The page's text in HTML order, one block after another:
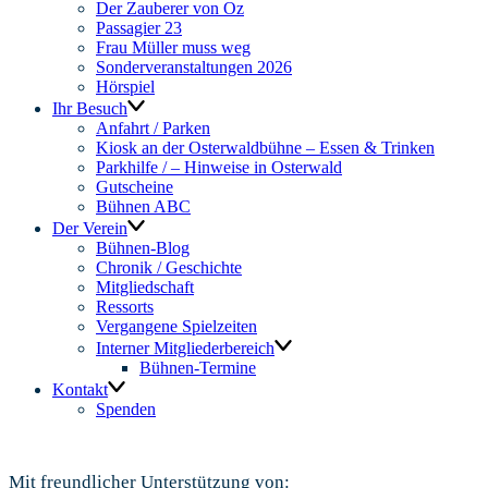
Der Zauberer von Oz
Passagier 23
Frau Müller muss weg
Sonderveranstaltungen 2026
Hörspiel
Ihr Besuch
Anfahrt / Parken
Kiosk an der Osterwaldbühne – Essen & Trinken
Parkhilfe / – Hinweise in Osterwald
Gutscheine
Bühnen ABC
Der Verein
Bühnen-Blog
Chronik / Geschichte
Mitgliedschaft
Ressorts
Vergangene Spielzeiten
Interner Mitgliederbereich
Bühnen-Termine
Kontakt
Spenden
Mit freundlicher Unterstützung von: